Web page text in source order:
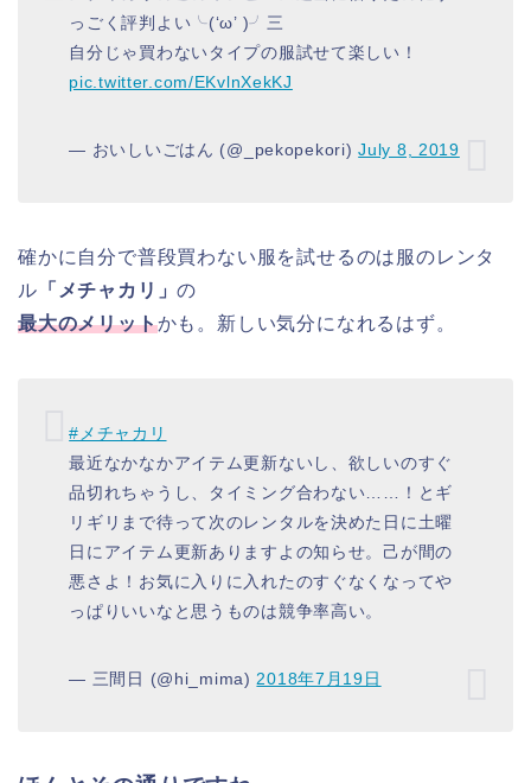
っごく評判よい╰(‘ω’ )╯三
自分じゃ買わないタイプの服試せて楽しい！
pic.twitter.com/EKvlnXekKJ
— おいしいごはん (@_pekopekori)July 8, 2019
確かに自分で普段買わない服を試せるのは服のレンタ
ル 「メチャカリ」の
最大のメリットかも。新しい気分になれるはず。
#メチャカリ
最近なかなかアイテム更新ないし、欲しいのすぐ
品切れちゃうし、タイミング合わない……！とギ
リギリまで待って次のレンタルを決めた日に土曜
日にアイテム更新ありますよの知らせ。己が間の
悪さよ！お気に入りに入れたのすぐなくなってや
っぱりいいなと思うものは競争率高い。
— 三間日 (@hi_mima)2018年7月19日